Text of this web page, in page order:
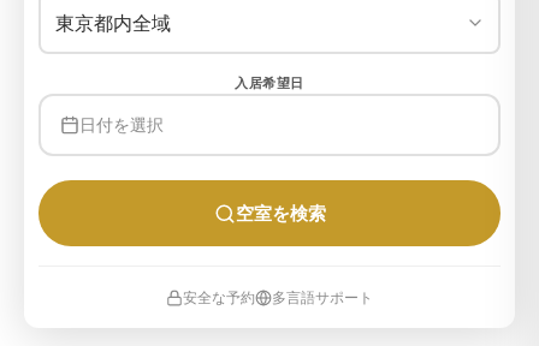
東京都内全域
入居希望日
日付を選択
空室を検索
安全な予約 多言語サポート